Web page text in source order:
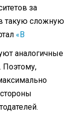
за
в такую сложную
«В
аналогичные
Поэтому,